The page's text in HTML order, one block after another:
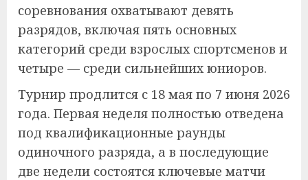
соревнования охватывают девять
разрядов, включая пять основных
категорий среди взрослых спортсменов и
четыре — среди сильнейших юниоров.
Турнир продлится с 18 мая по 7 июня 2026
года. Первая неделя полностью отведена
под квалификационные раунды
одиночного разряда, а в последующие
две недели состоятся ключевые матчи